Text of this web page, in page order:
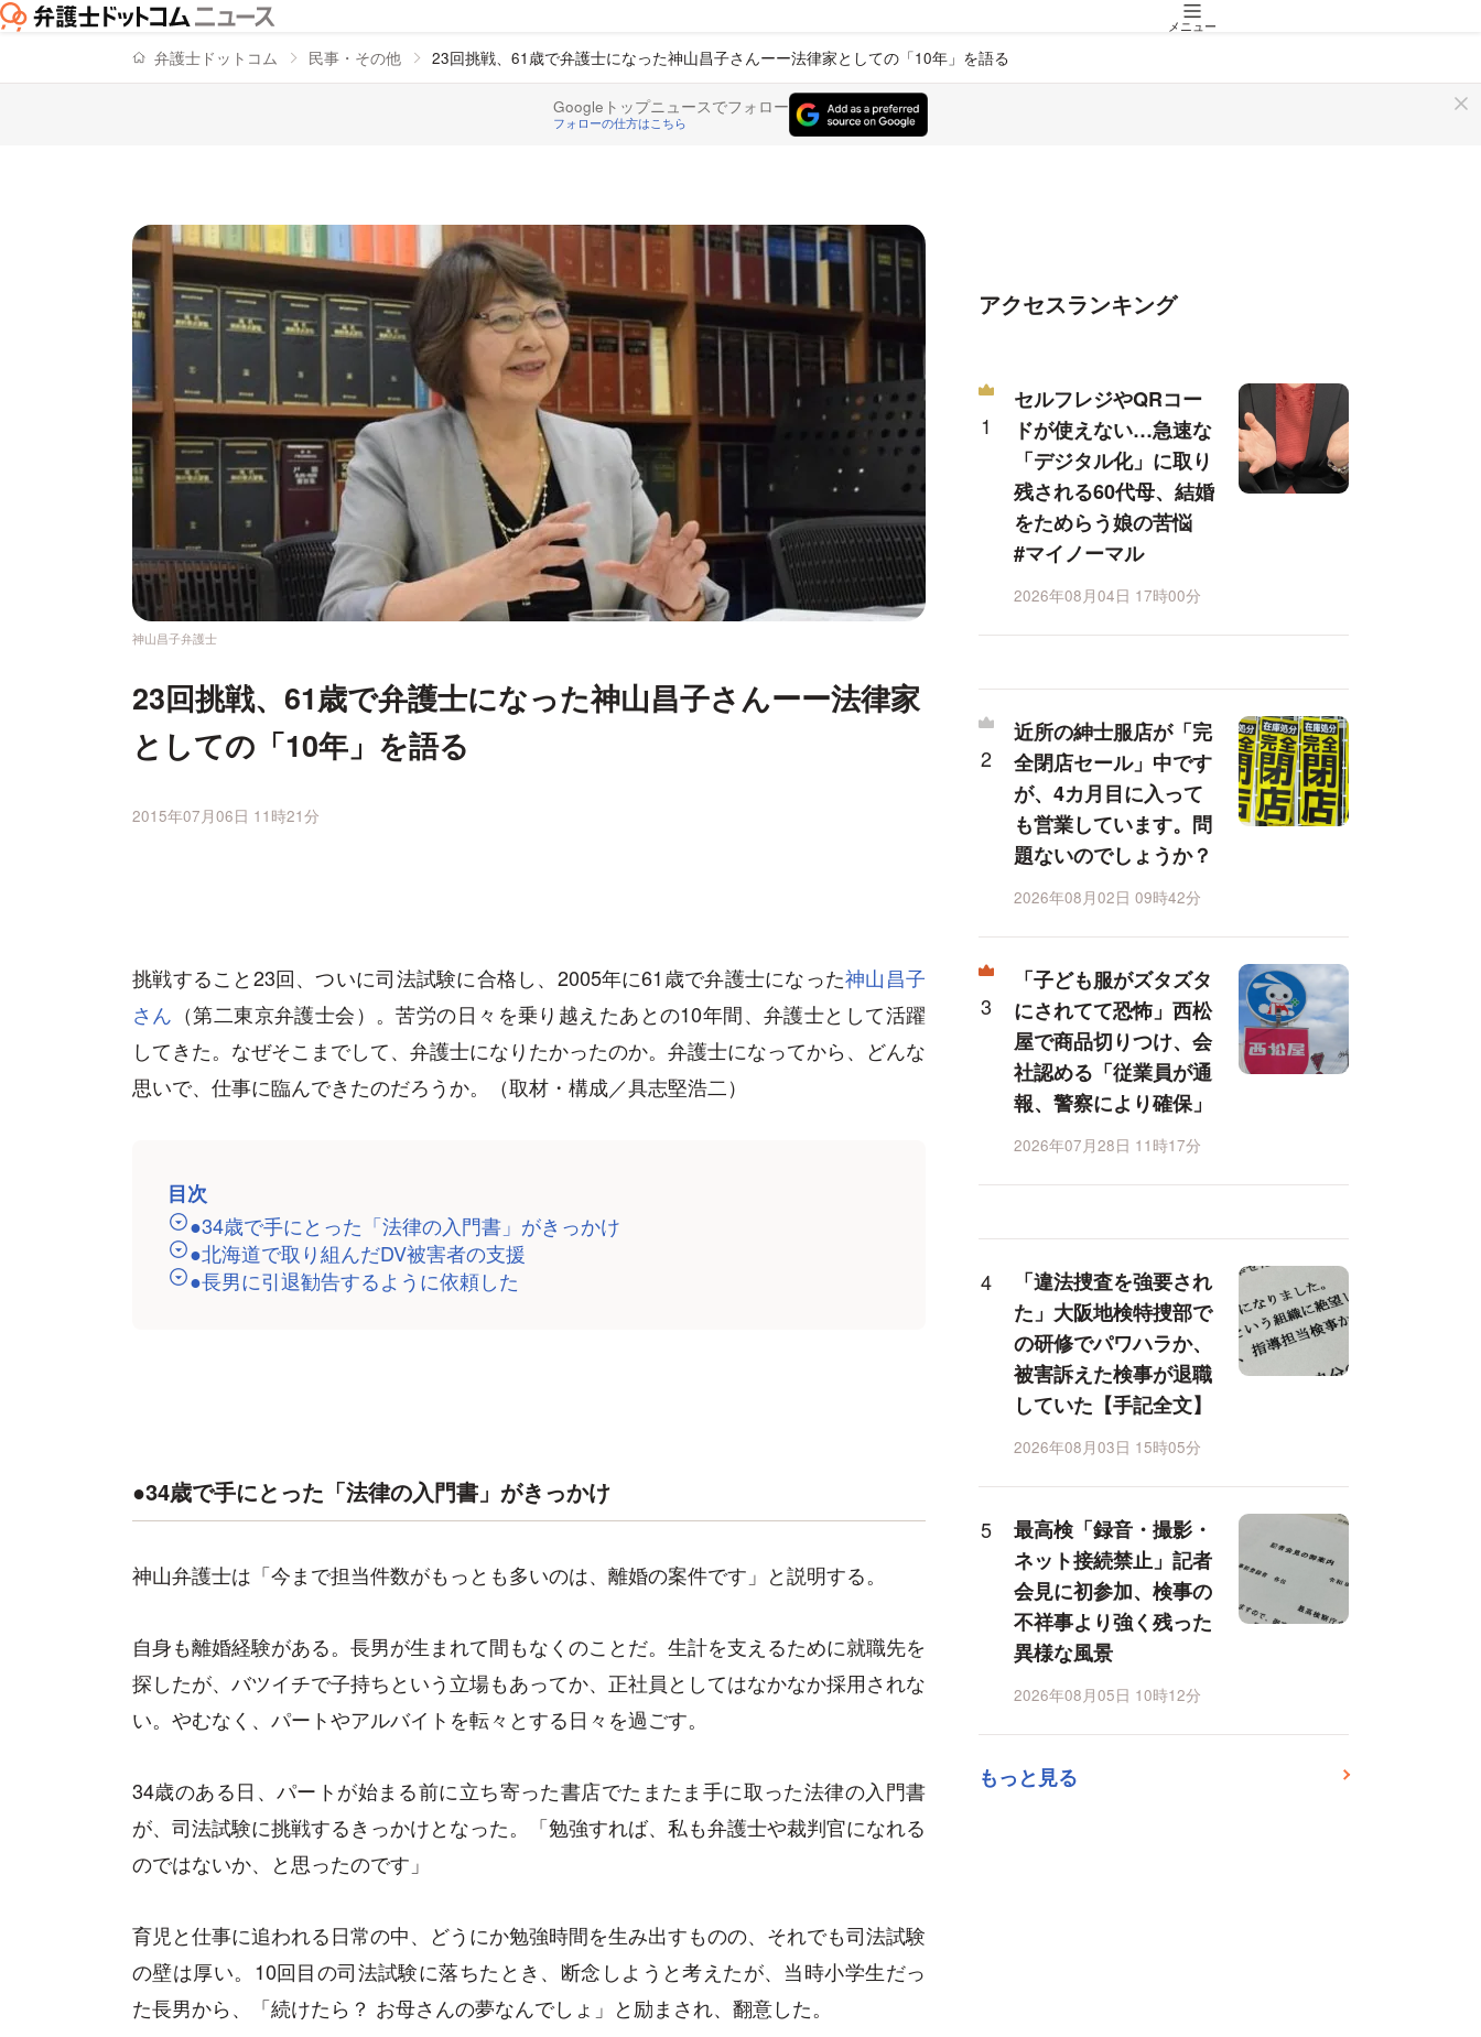
メニュー
弁護士ドットコム 民事・その他 23回挑戦、61歳で弁護士になった神山昌子さんーー法律家としての「10年」を語る
Googleトップニュースでフォロー
フォローの仕方はこちら
神山昌子弁護士
23回挑戦、61歳で弁護士になった神山昌子さんーー法律家
としての「10年」を語る
2015年07月06日 11時21分
挑戦すること23回、ついに司法試験に合格し、2005年に61歳で弁護士になった神山昌子
さん （第二東京弁護士会）。苦労の日々を乗り越えたあとの10年間、弁護士として活躍
してきた。なぜそこまでして、弁護士になりたかったのか。弁護士になってから、どんな
思いで、仕事に臨んできたのだろうか。（取材・構成／具志堅浩二）
目次
●34歳で手にとった「法律の入門書」がきっかけ
●北海道で取り組んだDV被害者の支援
●長男に引退勧告するように依頼した
●34歳で手にとった「法律の入門書」がきっかけ
神山弁護士は「今まで担当件数がもっとも多いのは、離婚の案件です」と説明する。
自身も離婚経験がある。長男が生まれて間もなくのことだ。生計を支えるために就職先を
探したが、バツイチで子持ちという立場もあってか、正社員としてはなかなか採用されな
い。やむなく、パートやアルバイトを転々とする日々を過ごす。
34歳のある日、パートが始まる前に立ち寄った書店でたまたま手に取った法律の入門書
が、司法試験に挑戦するきっかけとなった。「勉強すれば、私も弁護士や裁判官になれる
のではないか、と思ったのです」
育児と仕事に追われる日常の中、どうにか勉強時間を生み出すものの、それでも司法試験
の壁は厚い。10回目の司法試験に落ちたとき、断念しようと考えたが、当時小学生だっ
た長男から、「続けたら？ お母さんの夢なんでしょ」と励まされ、翻意した。
アクセスランキング
セルフレジやQRコー
ドが使えない…急速な
「デジタル化」に取り
残される60代母、結婚
をためらう娘の苦悩
#マイノーマル
2026年08月04日 17時00分
近所の紳士服店が「完
全閉店セール」中です
が、4カ月目に入って
も営業しています。問
題ないのでしょうか？
2026年08月02日 09時42分
「子ども服がズタズタ
にされてて恐怖」西松
屋で商品切りつけ、会
社認める「従業員が通
報、警察により確保」
2026年07月28日 11時17分
「違法捜査を強要され
た」大阪地検特捜部で
の研修でパワハラか、
被害訴えた検事が退職
していた【手記全文】
2026年08月03日 15時05分
最高検「録音・撮影・
ネット接続禁止」記者
会見に初参加、検事の
不祥事より強く残った
異様な風景
2026年08月05日 10時12分
もっと見る